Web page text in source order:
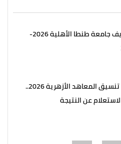
مصاريف جامعة طنطا الأهلية 2026-
بوابة تنسيق المعاهد الأزهرية 2026..
عن النتيجة